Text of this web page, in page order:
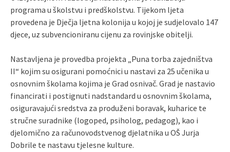
programa u školstvu i predškolstvu. Tijekom ljeta
provedena je Dječja ljetna kolonija u kojoj je sudjelovalo 147
djece, uz subvencioniranu cijenu za rovinjske obitelji.
Nastavljena je provedba projekta „Puna torba zajedništva
II“ kojim su osigurani pomoćnici u nastavi za 25 učenika u
osnovnim školama kojima je Grad osnivač. Grad je nastavio
financirati i postignuti nadstandard u osnovnim školama,
osiguravajući sredstva za produženi boravak, kuharice te
stručne suradnike (logoped, psiholog, pedagog), kao i
djelomično za računovodstvenog djelatnika u OŠ Jurja
Dobrile te nastavu tjelesne kulture.